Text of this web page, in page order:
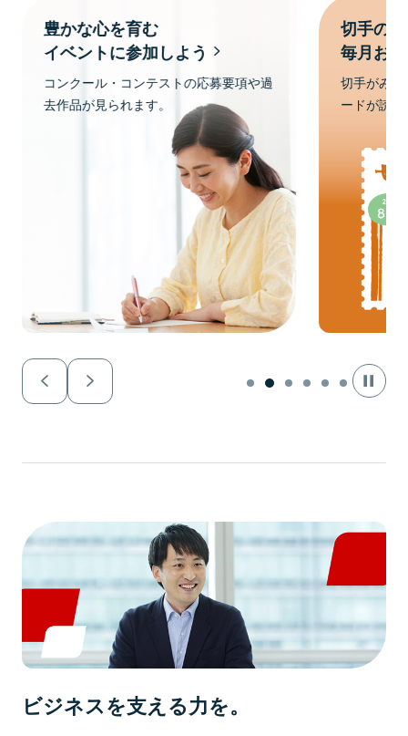
切手の制作秘話を
毎月お届け
切手がみなさまの手に届くまでのエピソ
ードが読めます。
生命保
談・セ
Web予約
ビジネスを支える力を。